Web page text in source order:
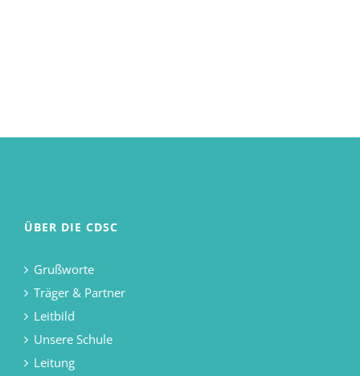
ÜBER DIE CDSC
Grußworte
Träger & Partner
Leitbild
Unsere Schule
Leitung